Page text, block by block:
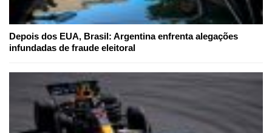
Depois dos EUA, Brasil: Argentina enfrenta alegações
infundadas de fraude eleitoral